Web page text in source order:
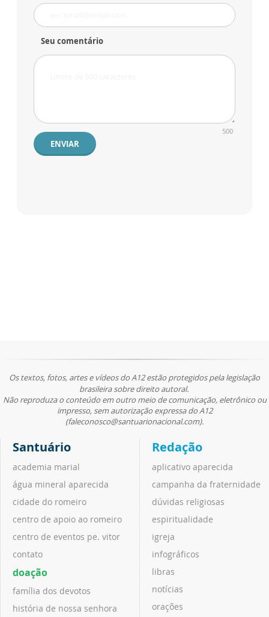
Seu comentário
500
ENVIAR
Os textos, fotos, artes e vídeos do A12 estão protegidos pela legislação
brasileira sobre direito autoral.
Não reproduza o conteúdo em outro meio de comunicação, eletrônico ou
impresso, sem autorização expressa do A12
(faleconosco@santuarionacional.com).
Santuário
academia marial
água mineral aparecida
cidade do romeiro
centro de apoio ao romeiro
centro de eventos pe. vitor
contato
doação
família dos devotos
história de nossa senhora
Redação
aplicativo aparecida
campanha da fraternidade
dúvidas religiosas
espiritualidade
igreja
infográficos
libras
notícias
orações